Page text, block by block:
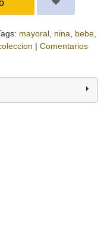
mayoral nina bebe
| Comentarios